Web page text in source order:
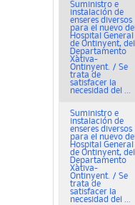
Suministro e
instalación de
enseres diversos
para el nuevo del
Hospital General
de Ontinyent, del
Departamento
Xàtiva-
Ontinyent. / Se
trata de
satisfacer la
necesidad del ...
Suministro e
instalación de
enseres diversos
para el nuevo del
Hospital General
de Ontinyent, del
Departamento
Xàtiva-
Ontinyent. / Se
trata de
satisfacer la
necesidad del ...